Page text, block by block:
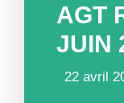
AGT
JUIN
22 avril